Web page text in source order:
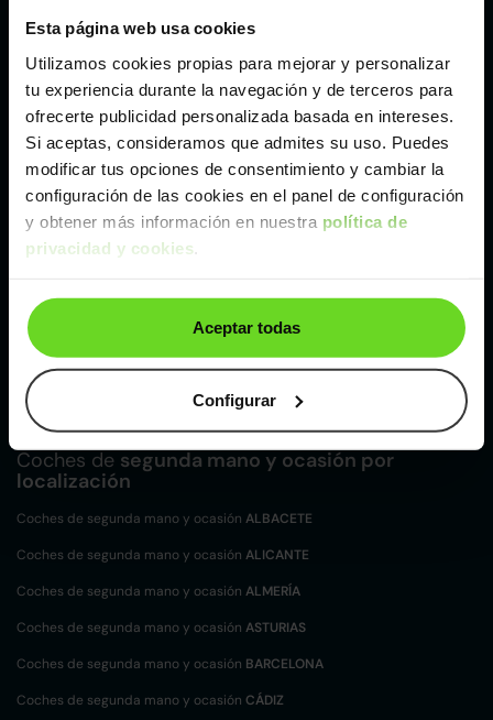
Esta página web usa cookies
Utilizamos cookies propias para mejorar y personalizar
tu experiencia durante la navegación y de terceros para
ofrecerte publicidad personalizada basada en intereses.
Si aceptas, consideramos que admites su uso. Puedes
modificar tus opciones de consentimiento y cambiar la
configuración de las cookies en el panel de configuración
y obtener más información en nuestra política de
privacidad y cookies
Aceptar todas
Configurar
Madrid
Málaga
Valencia
Zaragoza
Ver Peugeot 3008 SUV de segunda mano y
ocasión
Peugeot 3008 SUV de segunda mano y ocasión
Coches de segunda mano y ocasión por
localización
Coches de segunda mano y ocasión ALBACETE
Coches de segunda mano y ocasión ALICANTE
Coches de segunda mano y ocasión ALMERÍA
Coches de segunda mano y ocasión ASTURIAS
Coches de segunda mano y ocasión BARCELONA
Coches de segunda mano y ocasión CÁDIZ